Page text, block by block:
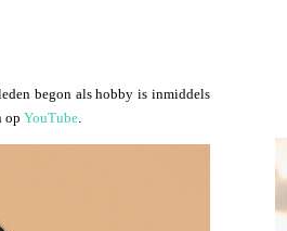
begon als hobby is inmiddels
op YouTube.